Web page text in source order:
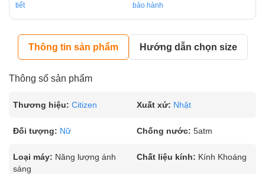
tiết
bảo hành
Thông tin sản phẩm Hướng dẫn chọn size
Thông số sản phẩm
Thương hiệu: Citizen Xuất xứ: Nhật
Đối tượng: Nữ Chống nước: 5atm
Loại máy: Năng lượng ánh
sáng
Chất liệu kính: Kính Khoáng